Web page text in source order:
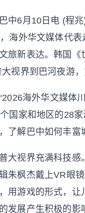
6月10日电 (程兆)
海外华文媒体代
旅新表达。韩国
大视界到巴河夜游
海外华文媒体
国家和地区的28
了解巴中如何丰富
视界充满科技感
朱枫杰戴上VR眼
用游戏的形式，让
发展产生积极的影